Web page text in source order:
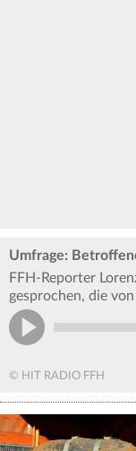
Umfrage:
FFH-Reporter
gesprochen, die
© HIT RADIO FFH